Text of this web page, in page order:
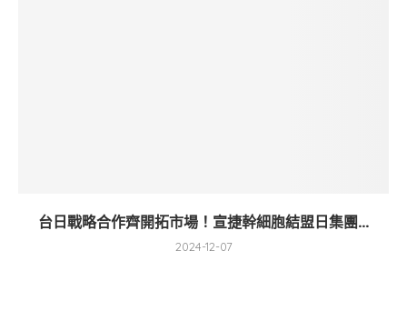
台日戰略合作齊開拓市場！宣捷幹細胞結盟日集團...
2024-12-07